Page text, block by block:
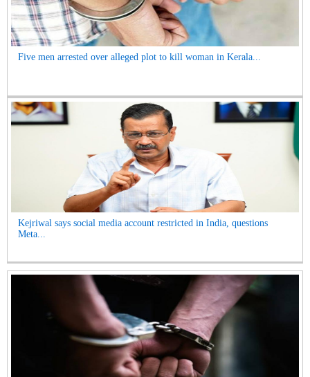
Five men arrested over alleged plot to kill woman in Kerala...
Kejriwal says social media account restricted in India, questions
Meta...